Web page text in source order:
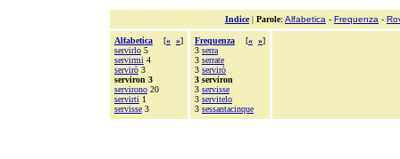
Indice| Parole: Alfabetica - Frequenza -
Alfabetica [« »]
servirlo 5
servirmi 4
servirò 3
serviron 3
servirono 20
servirti 1
servisse 3
Frequenza [« »]
3 serra
3 serrate
3 servirò
3 serviron
3 servisse
3 servitelo
3 sessantacinque